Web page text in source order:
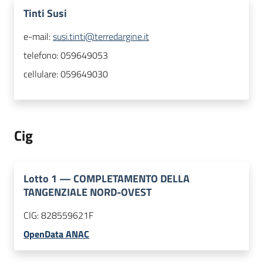
Tinti Susi
e-mail:susi.tinti@terredargine.it
telefono:059649053
cellulare:059649030
Cig
Lotto 1 —COMPLETAMENTO DELLA
TANGENZIALE NORD-OVEST
CIG:828559621F
OpenData ANAC